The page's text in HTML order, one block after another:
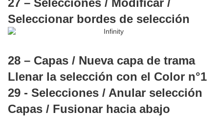
27 – Selecciones / Modificar /
Seleccionar bordes de selección
28 – Capas / Nueva capa de trama
Llenar la selección con el Color n°1
29 - Selecciones / Anular selección
Capas / Fusionar hacia abajo